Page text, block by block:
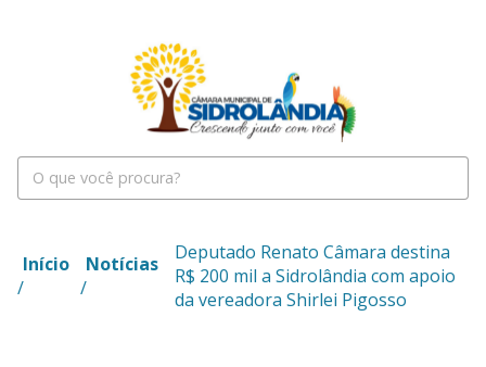
Início
/
Notícias
/
Deputado Renato Câmara destina
R$ 200 mil a Sidrolândia com apoio
da vereadora Shirlei Pigosso